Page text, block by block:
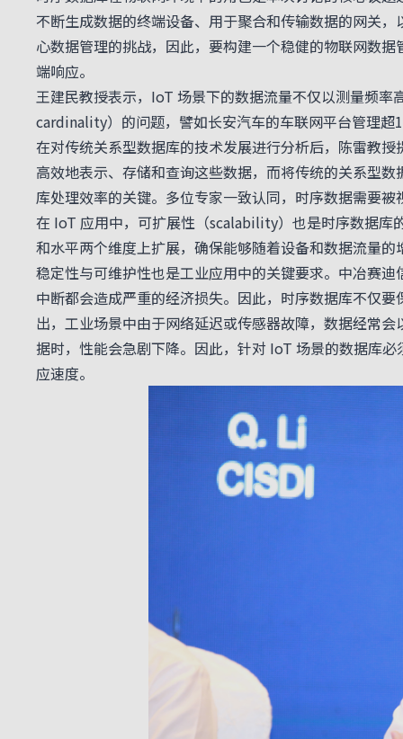
不断生成数据的终端设备、用于聚合和传输数据的网关
心数据管理的挑战，因此，要构建一个稳健的物联网数
端响应。
王建民教授表示，IoT 场景下的数据流量不仅以测量频
cardinality）的问题，譬如长安汽车的车联网平台管理
在对传统关系型数据库的技术发展进行分析后，陈雷教
高效地表示、存储和查询这些数据，而将传统的关系型
库处理效率的关键。多位专家一致认同，时序数据需要
在 IoT 应用中，可扩展性（scalability）也是时序数据库
和水平两个维度上扩展，确保能够随着设备和数据流量的
稳定性与可维护性也是工业应用中的关键要求。中冶赛
中断都会造成严重的经济损失。因此，时序数据库不仅
出，工业场景中由于网络延迟或传感器故障，数据经常
据时，性能会急剧下降。因此，针对 IoT 场景的数据库
应速度。